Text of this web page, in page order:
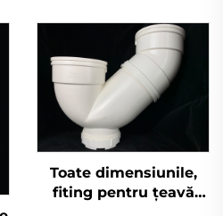
Toate dimensiunile,
fiting pentru țeavă